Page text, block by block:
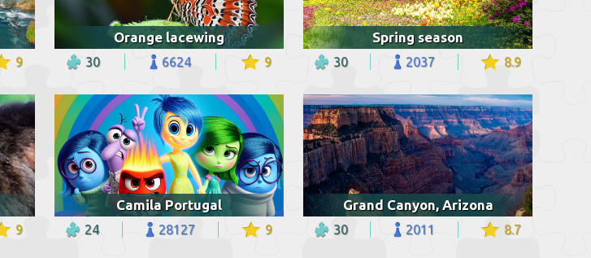
9
Orange lacewing
30 6624 9
Spring season
30 2037 8.9
9
Camila Portugal
24 28127 9
Grand Canyon, Arizona
30 2011 8.7